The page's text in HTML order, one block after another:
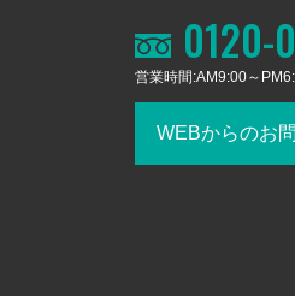
0120-
営業時間:AM9:00～
WEBからのお